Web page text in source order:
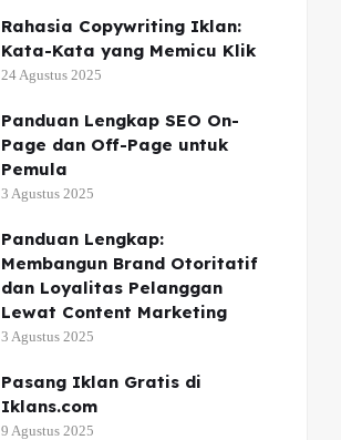
Rahasia Copywriting Iklan:
Kata-Kata yang Memicu Klik
24 Agustus 2025
Panduan Lengkap SEO On-
Page dan Off-Page untuk
Pemula
3 Agustus 2025
Panduan Lengkap:
Membangun Brand Otoritatif
dan Loyalitas Pelanggan
Lewat Content Marketing
3 Agustus 2025
Pasang Iklan Gratis di
Iklans.com
9 Agustus 2025